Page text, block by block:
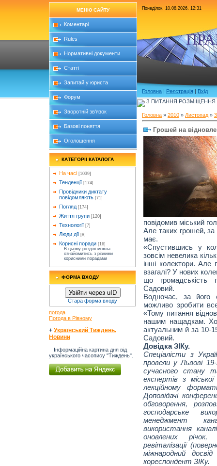
МЕНЮ САЙТУ
Коментарі
Rules
Нормативні документи
Статті
Запитай у юриста
Форум
Зворотній зв'язок
Базові поняття
Оголошення
КАТЕГОРІЇ КАТАЛОГА
На часі [1039]
Тенденції [174]
Провідники диктату
повідомляють [71]
Погляд [174]
Життя групи [120]
Технології [7]
Люди дії [8]
Корисні поради [16]
В цьому розділі можна
ознайомитись з різними
корисними порадами
ФОРМА ВХОДУ
Увійти через uID
Стара форма входу
погода
Погода в Рівному
+ Український Тиждень.
Новини
Інформаційна картина дня від
українського часопису "Тиждень".
Понеділок, 10.08.2026, 12:31
Головна | Реєстрація | Вхід
З ПИТАННЯ РОЗМІЩЕННЯ
Головна » 2010 » Листопад »
Грошей на
повідомив міський
Але таких грошей, за
має.
«Спустившись у
зовсім невелика
інші колектори.
взагалі? У нових
що
Садовий.
Водночас, за його
можливо зробити
«Тому питання
нашим нащадкам.
актуальним й за 10-
Садовий.
Довідка ЗІКу.
Спеціалісти з
провели у Львові
сучасного стану
експертів з
лекційному
Доповідачі
обговорення,
господарське
менеджмент
використання
оновлених річок,
ревіталізації
міжнародний
кореспондент ЗІКу.